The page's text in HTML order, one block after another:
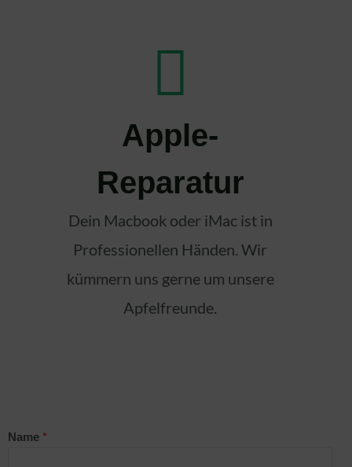
Apple-
Reparatur
Dein Macbook oder iMac ist in
Professionellen Händen. Wir
kümmern uns gerne um unsere
Apfelfreunde.
Name *